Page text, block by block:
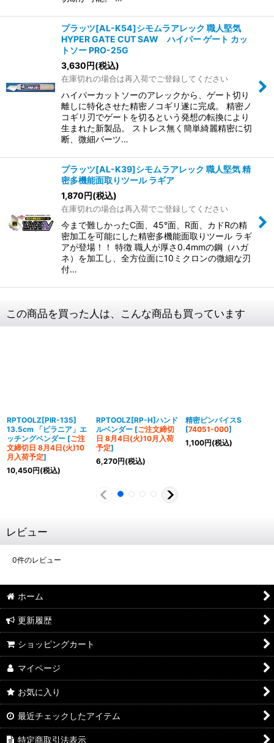
プラッツ[AL-K54]シモムラアレック 職人堅気
HYPER GATE CUT SAW ハイパー ゲート カッ
トソー PRO-25G
3,630円(税込)
在庫切れの場合は再入荷でご登録してください
ハイパーカットソーのアレックから、ゲート切り
離しに特化させた精密ノコギリ遂に完成。 精密ノ
コギリ刃でゲートを切るという発想の転換により
生まれた新製品。 ストレス無く簡単綺麗精密に切
断、微細パーツ…
プラッツ[AL-K39]シモムラアレック 職人堅気 精
密多機能面取りツール ラギア
1,870円(税込)
在庫切れの場合は再入荷でご登録してください
今まで難しかったC面、45°面、R面、カドRの精
密加工を可能にした精密多機能面取りツール ラギ
アが登場！！ 特徴 職人が厚さ0.4mmの鋼（ハガ
ネ）を加工し、全方位面に10ミクロンの微細な刃
付…
この商品を買った人は、こんな商品も買っています
RPTOOLZ[PIR-135]
13.5cm 「ピラニア」エ
ッチングベンダー [ご注
文締切日 8月4日(火)10
月入荷予定]
10,450円(税込)
RPTOOLZ[RP-H]ハンド
ルベンダー [ご注文締切
日 8月4日(火)10月入荷
予定]
6,270円(税込)
精密ピンバイスS
[74051-000]
1,100円(税込)
レビュー
0件のレビュー
ホーム
更新履歴
ショッピングカート
マイページ
お気に入り
最近チェックしたアイテム
特定商取引法表示